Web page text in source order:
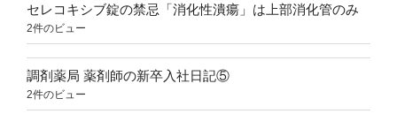
セレコキシブ錠の禁忌「消化性潰瘍」は上部消化管のみ
2件のビュー
調剤薬局 薬剤師の新卒入社日記⑤
2件のビュー